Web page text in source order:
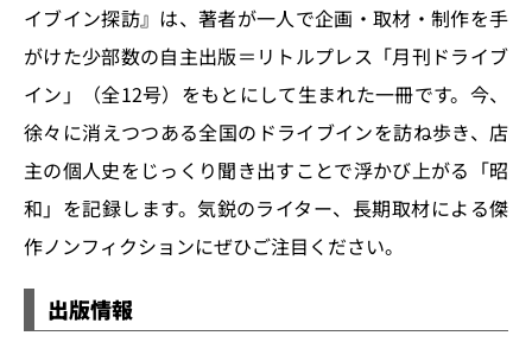
イブイン探訪』は、著者が一人で企画・取材・制作を手
がけた少部数の自主出版＝リトルプレス「月刊ドライブ
イン」（全12号）をもとにして生まれた一冊です。今、
徐々に消えつつある全国のドライブインを訪ね歩き、店
主の個人史をじっくり聞き出すことで浮かび上がる「昭
和」を記録します。気鋭のライター、長期取材による傑
作ノンフィクションにぜひご注目ください。
出版情報